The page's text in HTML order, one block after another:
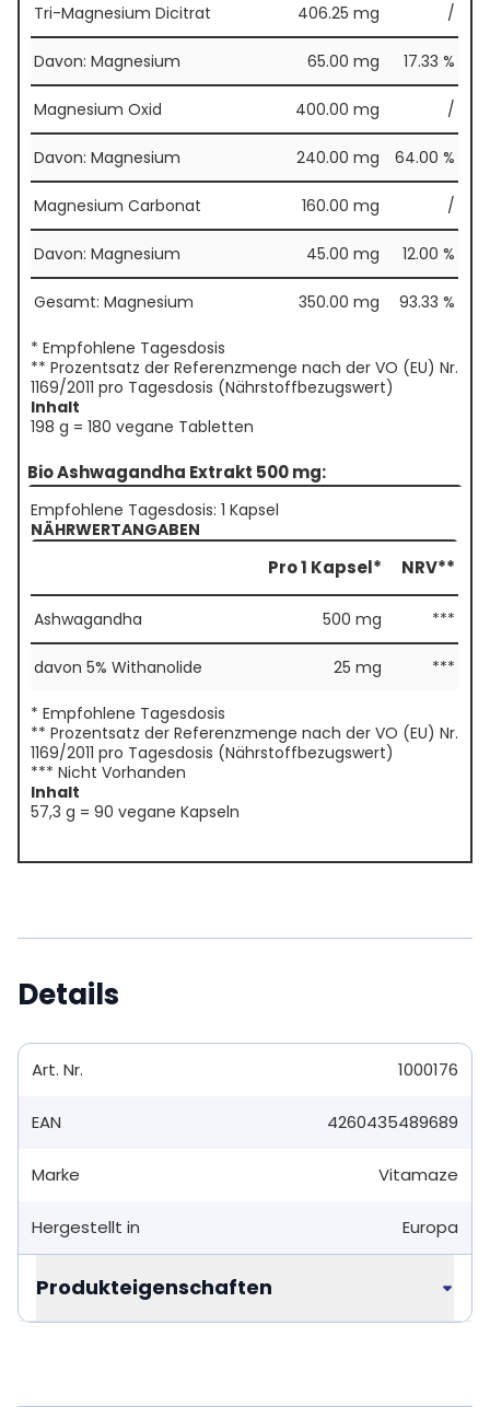
Tri-Magnesium Dicitrat 406.25 mg /
Davon: Magnesium 65.00 mg 17.33 %
Magnesium Oxid 400.00 mg /
Davon: Magnesium 240.00 mg 64.00 %
Magnesium Carbonat 160.00 mg /
Davon: Magnesium 45.00 mg 12.00 %
Gesamt: Magnesium 350.00 mg 93.33 %
* Empfohlene Tagesdosis
** Prozentsatz der Referenzmenge nach der VO (EU) Nr.
1169/2011 pro Tagesdosis (Nährstoffbezugswert)
Inhalt
198 g = 180 vegane Tabletten
Bio Ashwagandha Extrakt 500 mg:
Empfohlene Tagesdosis: 1 Kapsel
NÄHRWERTANGABEN
Pro 1 Kapsel* NRV**
Ashwagandha 500 mg ***
davon 5% Withanolide 25 mg ***
* Empfohlene Tagesdosis
** Prozentsatz der Referenzmenge nach der VO (EU) Nr.
1169/2011 pro Tagesdosis (Nährstoffbezugswert)
*** Nicht Vorhanden
Inhalt
57,3 g = 90 vegane Kapseln
Details
Art. Nr. 1000176
EAN 4260435489689
Marke Vitamaze
Hergestellt in Europa
Produkteigenschaften